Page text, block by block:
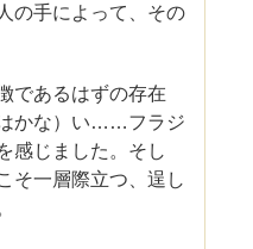
の手によって、その
であるはずの存在
かな）い……フラジ
感じました。そし
そ一層際立つ、逞し